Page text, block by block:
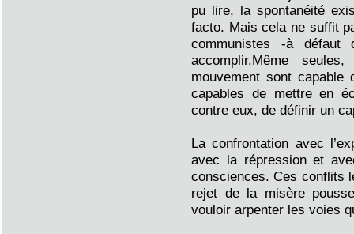
pu lire, la spontanéité
facto. Mais cela ne suffit
communistes -à
accomplir.Même
mouvement sont
capables de mettre en
contre eux, de définir un
La confrontation avec
avec la répression et
consciences. Ces conflits
rejet de la misère
vouloir arpenter les voies